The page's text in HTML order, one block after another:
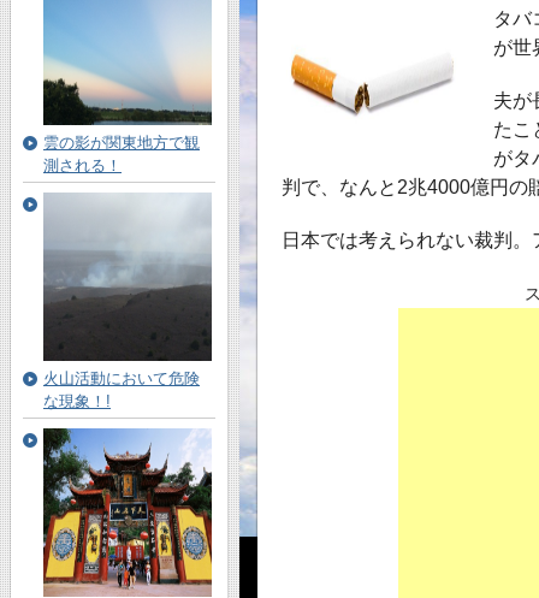
タバ
が世
夫が
たこ
がタ
判で、なんと2兆4000億円の
日本では考えられない裁判
雲の影が関東地方で観
測される！
火山活動において危険
な現象！!